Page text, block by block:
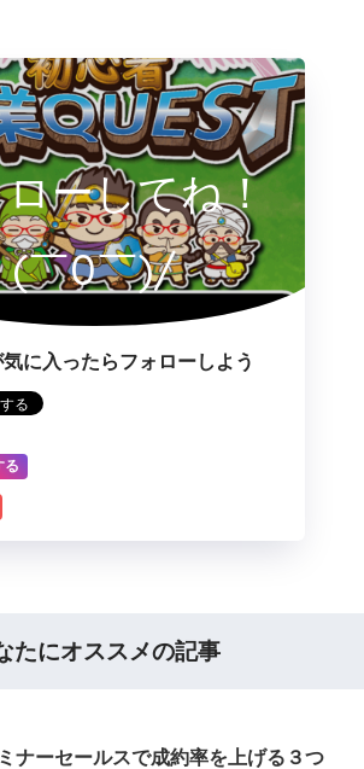
ーしてね！
(￣0￣)/
に入ったらフォローしよう
る
たにオススメの記事
ナーセールスで成約率を上げる３つ